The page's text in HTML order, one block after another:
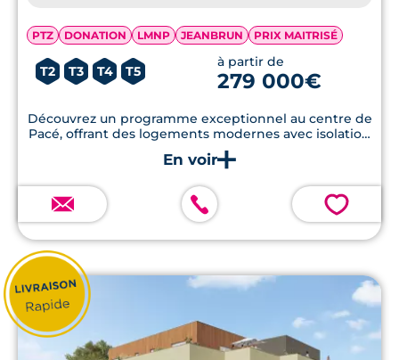
PTZ DONATION LMNP JEANBRUN PRIX MAITRISÉ
T2 T3 T4 T5
à partir de
279 000€
Découvrez un programme exceptionnel au centre de
Pacé, offrant des logements modernes avec isolation
thermique renforcée, jardins paysagers et proximité
immédiate des commodités essentielles.
💗